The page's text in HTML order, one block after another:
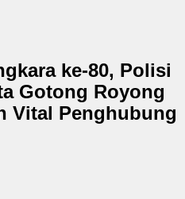
ke-80, Polisi
Gotong Royong
Vital Penghubung